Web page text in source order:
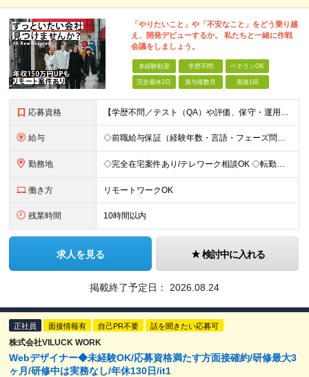
「やりたいこと」や「不安なこと」をどう乗り越
え、開発デビューするか。 私たちと一緒に作戦
会議をしましょう。
未経験歓迎 学歴不問 ベテランOK
完全週休2日 賞与複数月 面接1回
応募資格 【学歴不問／テスト（QA）や評価、保守・運用のみの経験の方も大歓迎】 ●IT業界での何らかの実務経験をお持ちの方（経験年数・言語・フェーズ不問） ※「これから開発に挑戦したい」という意欲を重視します。
給与 ◇前職給与保証（経験年数・言語・フェーズ問わず保証） ◇年収150万円UP実績あり！ 月給30万円以上 ※経験・スキルを考慮の上、決定します。 ※上記月給には固定残業代（35時間分／5万2,500
勤務地 ◇完全在宅案件あり/テレワーク相談OK ◇転勤なし 東京都中央区日本橋久松町11-8 REGRARD NINGYOCHO B1F ┗一都三県（東京・神奈川・千葉・埼玉）の案件先へ勤務いただきます。
働き方 リモートワークOK
残業時間 10時間以内
求人を見る 検討中に入れる
掲載終了予定日： 2026.08.24
正社員 面接情報有 自己PR不要 話を聞きたい応募可
株式会社VILUCK WORK
Webデザイナー◆未経験OK/応募資格満たす方面接確約/研修最大3
ヶ月/研修中は実務なし/年休130日/it1